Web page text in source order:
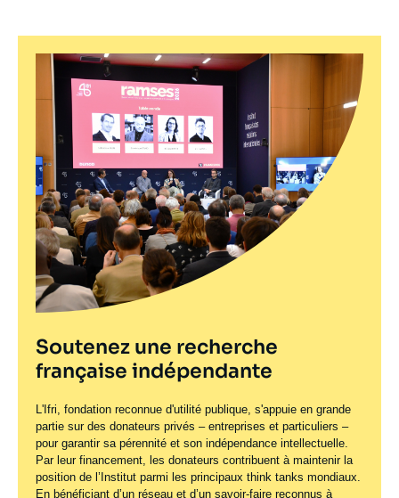
Soutenez une recherche
française indépendante
L'Ifri, fondation reconnue d'utilité publique, s'appuie en grande
partie sur des donateurs privés – entreprises et particuliers –
pour garantir sa pérennité et son indépendance intellectuelle.
Par leur financement, les donateurs contribuent à maintenir la
position de l’Institut parmi les principaux think tanks mondiaux.
En bénéficiant d’un réseau et d’un savoir-faire reconnus à